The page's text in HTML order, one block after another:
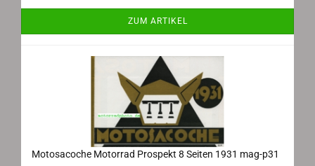
ZUM ARTIKEL
Motosacoche Motorrad Prospekt 8 Seiten 1931 mag-p31